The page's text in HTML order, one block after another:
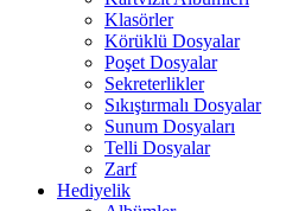
Klasörler
Körüklü Dosyalar
Poşet Dosyalar
Sekreterlikler
Sıkıştırmalı Dosyalar
Sunum Dosyaları
Telli Dosyalar
Zarf
Hediyelik